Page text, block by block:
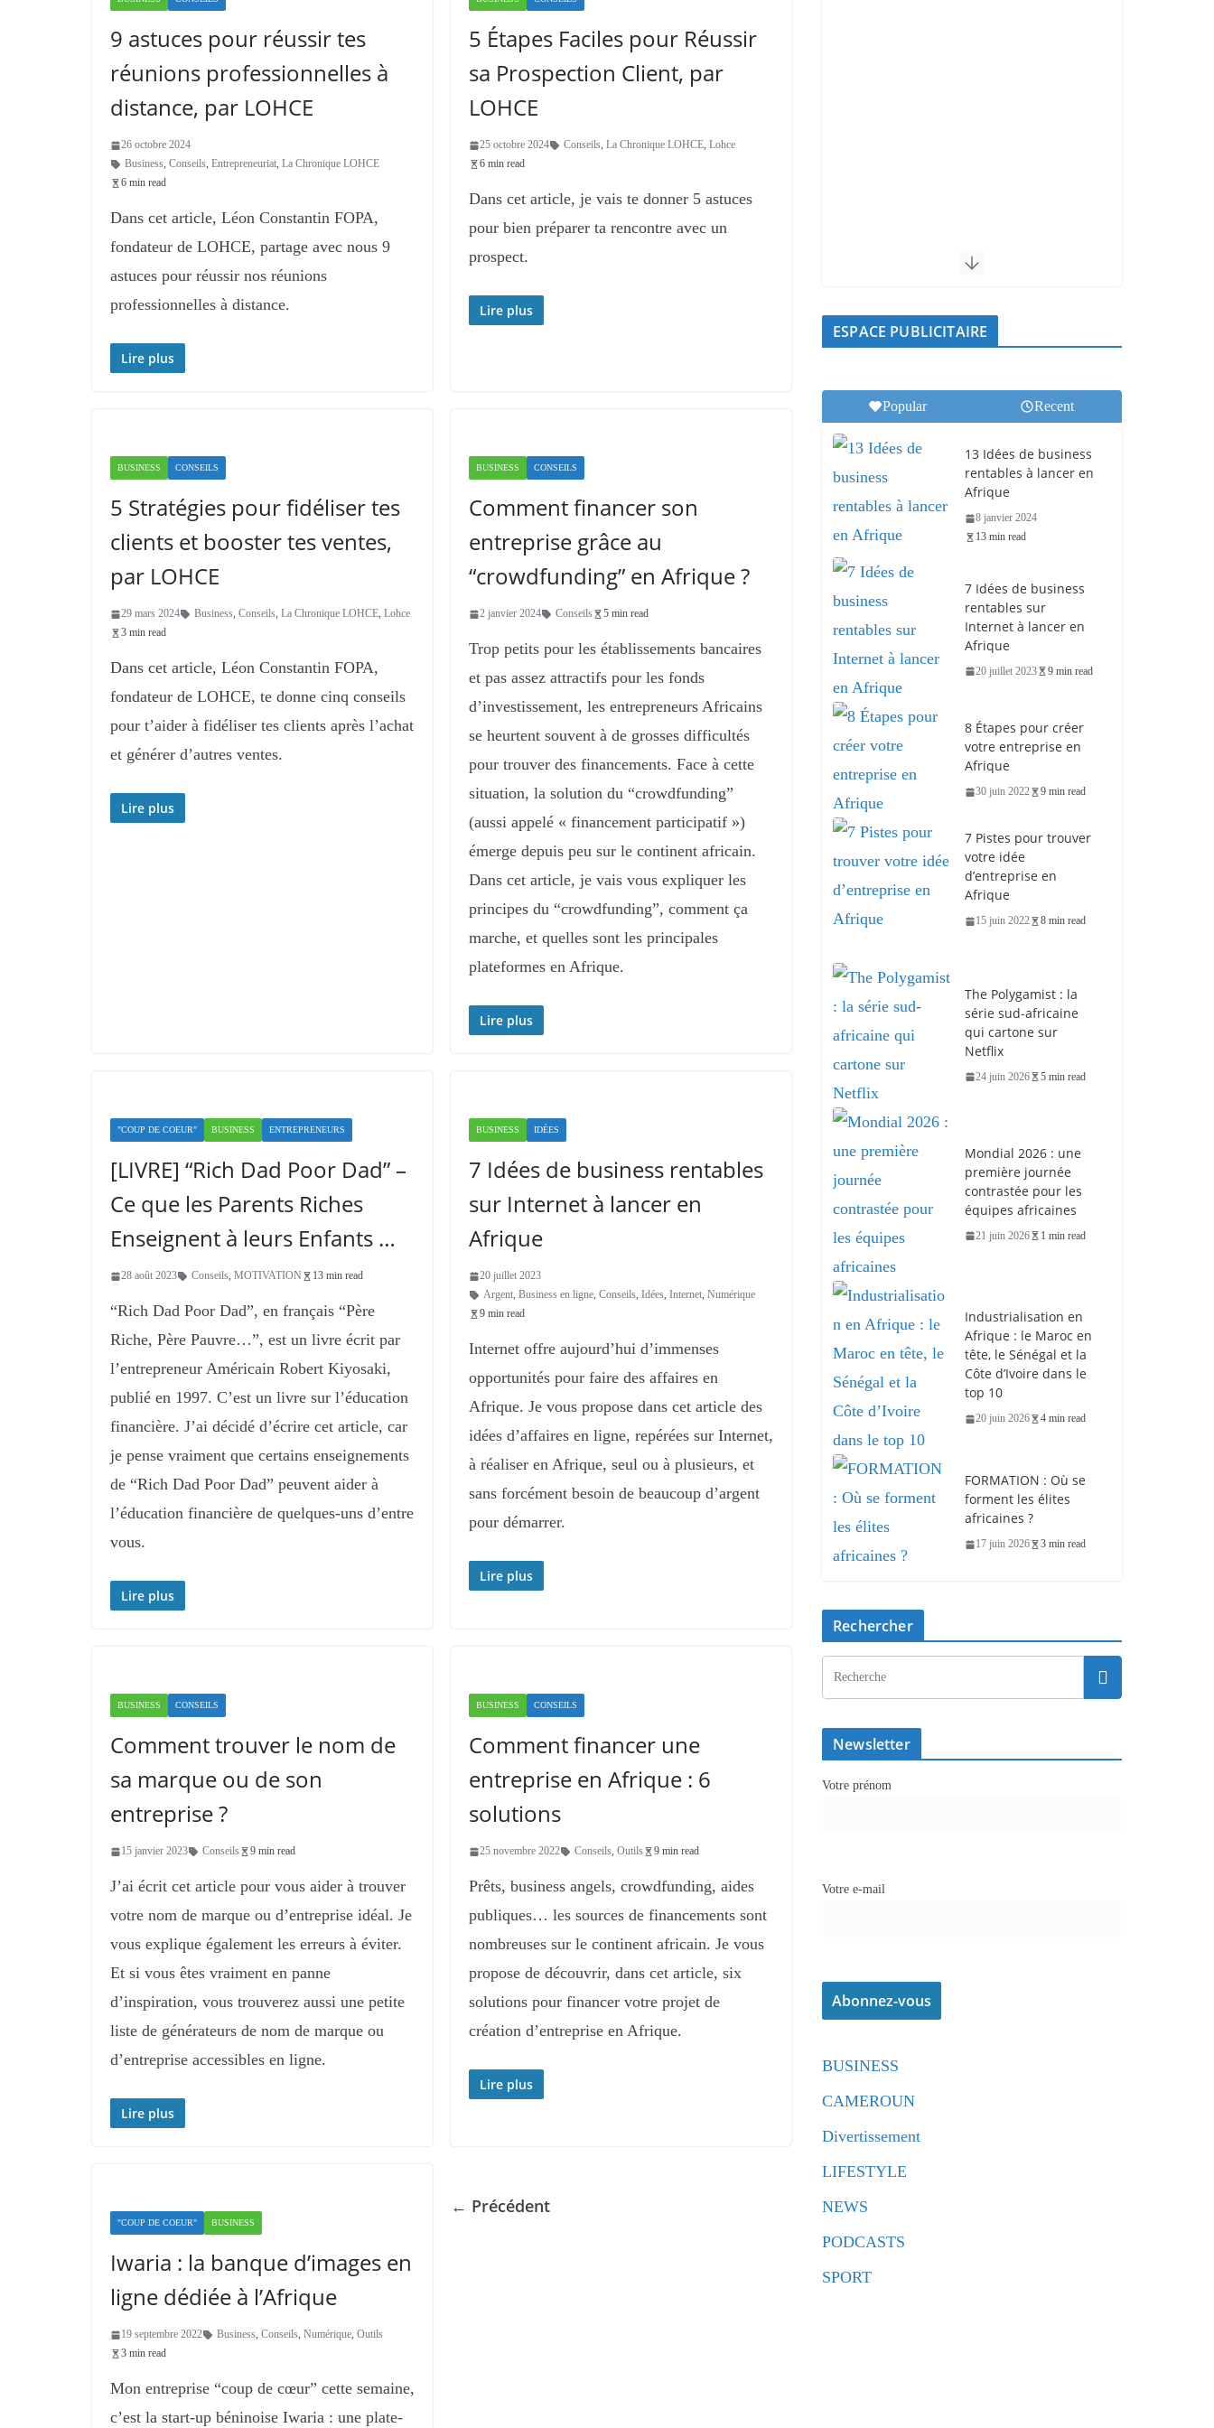
9 astuces pour réussir tes
réunions professionnelles à
distance, par LOHCE
26 octobre 2024
Business, Conseils, Entrepreneuriat, La Chronique LOHCE
6 min read
Dans cet article, Léon Constantin FOPA,
fondateur de LOHCE, partage avec nous 9
astuces pour réussir nos réunions
professionnelles à distance.
Lire plus
5 Étapes Faciles pour Réussir
sa Prospection Client, par
LOHCE
25 octobre 2024 Conseils,La Chronique LOHCE,Lohce
6 min read
Dans cet article, je vais te donner 5 astuces
pour bien préparer ta rencontre avec un
prospect.
Lire plus
BUSINESS CONSEILS
5 Stratégies pour fidéliser tes
clients et booster tes ventes,
par LOHCE
29 mars 2024 Business, Conseils, La Chronique LOHCE, Lohce
3 min read
Dans cet article, Léon Constantin FOPA,
fondateur de LOHCE, te donne cinq conseils
pour t’aider à fidéliser tes clients après l’achat
et générer d’autres ventes.
Lire plus
BUSINESS CONSEILS
Comment financer son
entreprise grâce au
“crowdfunding” en Afrique ?
2 janvier 2024 Conseils 5 min read
Trop petits pour les établissements bancaires
et pas assez attractifs pour les fonds
d’investissement, les entrepreneurs Africains
se heurtent souvent à de grosses difficultés
pour trouver des financements. Face à cette
situation, la solution du “crowdfunding”
(aussi appelé « financement participatif »)
émerge depuis peu sur le continent africain.
Dans cet article, je vais vous expliquer les
principes du “crowdfunding”, comment ça
marche, et quelles sont les principales
plateformes en Afrique.
Lire plus
"COUP DE COEUR" BUSINESS ENTREPRENEURS
[LIVRE] “Rich Dad Poor Dad” –
Ce que les Parents Riches
Enseignent à leurs Enfants …
28 août 2023 Conseils, MOTIVATION 13 min read
“Rich Dad Poor Dad”, en français “Père
Riche, Père Pauvre…”, est un livre écrit par
l’entrepreneur Américain Robert Kiyosaki,
publié en 1997. C’est un livre sur l’éducation
financière. J’ai décidé d’écrire cet article, car
je pense vraiment que certains enseignements
de “Rich Dad Poor Dad” peuvent aider à
l’éducation financière de quelques-uns d’entre
vous.
Lire plus
BUSINESS IDÉES
7 Idées de business rentables
sur Internet à lancer en
Afrique
20 juillet 2023
Argent,Business en ligne,Conseils,Idées,Internet,Numérique
9 min read
Internet offre aujourd’hui d’immenses
opportunités pour faire des affaires en
Afrique. Je vous propose dans cet article des
idées d’affaires en ligne, repérées sur Internet,
à réaliser en Afrique, seul ou à plusieurs, et
sans forcément besoin de beaucoup d’argent
pour démarrer.
Lire plus
BUSINESS CONSEILS
Comment trouver le nom de
sa marque ou de son
entreprise ?
15 janvier 2023 Conseils 9 min read
J’ai écrit cet article pour vous aider à trouver
votre nom de marque ou d’entreprise idéal. Je
vous explique également les erreurs à éviter.
Et si vous êtes vraiment en panne
d’inspiration, vous trouverez aussi une petite
liste de générateurs de nom de marque ou
d’entreprise accessibles en ligne.
Lire plus
BUSINESS CONSEILS
Comment financer une
entreprise en Afrique : 6
solutions
25 novembre 2022 Conseils,Outils 9 min read
Prêts, business angels, crowdfunding, aides
publiques… les sources de financements sont
nombreuses sur le continent africain. Je vous
propose de découvrir, dans cet article, six
solutions pour financer votre projet de
création d’entreprise en Afrique.
Lire plus
"COUP DE COEUR" BUSINESS
Iwaria : la banque d’images en
ligne dédiée à l’Afrique
19 septembre 2022 Business, Conseils, Numérique, Outils
3 min read
Mon entreprise “coup de cœur” cette semaine,
c’est la start-up béninoise Iwaria : une plate-
← Précédent
ESPACE PUBLICITAIRE
Popular Recent
13 Idées de business
rentables à lancer en
Afrique
8 janvier 2024
13 min read
7 Idées de business
rentables sur
Internet à lancer en
Afrique
20 juillet 2023 9 min read
8 Étapes pour créer
votre entreprise en
Afrique
30 juin 2022 9 min read
7 Pistes pour trouver
votre idée
d’entreprise en
Afrique
15 juin 2022 8 min read
The Polygamist : la
série sud-africaine
qui cartone sur
Netflix
24 juin 2026 5 min read
Mondial 2026 : une
première journée
contrastée pour les
équipes africaines
21 juin 2026 1 min read
Industrialisation en
Afrique : le Maroc en
tête, le Sénégal et la
Côte d’Ivoire dans le
top 10
20 juin 2026 4 min read
FORMATION : Où se
forment les élites
africaines ?
17 juin 2026 3 min read
Rechercher
Newsletter
Votre prénom
Votre e-mail
BUSINESS
CAMEROUN
Divertissement
LIFESTYLE
NEWS
PODCASTS
SPORT